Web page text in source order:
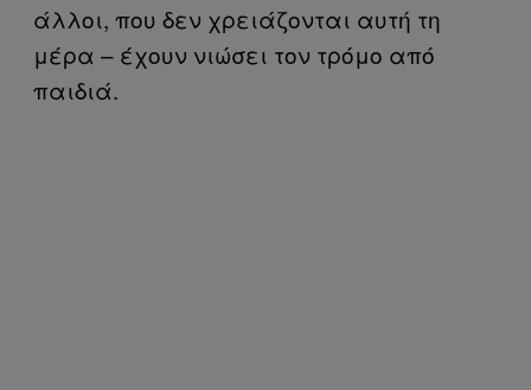
άλλοι, που δεν χρειάζονται αυτή τη
μέρα – έχουν νιώσει τον τρόμο από
παιδιά.